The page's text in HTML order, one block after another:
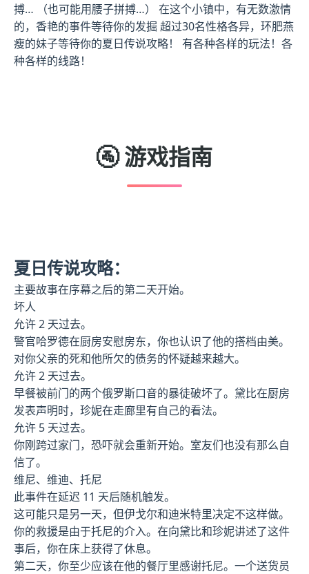
搏… （也可能用腰子拼搏…） 在这个小镇中，有无数激情
的，香艳的事件等待你的发掘 超过30名性格各异，环肥燕
瘦的妹子等待你的夏日传说攻略！ 有各种各样的玩法！各
种各样的线路！
🚰 游戏指南
夏日传说攻略：
主要故事在序幕之后的第二天开始。
坏人
允许 2 天过去。
警官哈罗德在厨房安慰房东，你也认识了他的搭档由美。
对你父亲的死和他所欠的债务的怀疑越来越大。
允许 2 天过去。
早餐被前门的两个俄罗斯口音的暴徒破坏了。黛比在厨房
发表声明时，珍妮在走廊里有自己的看法。
允许 5 天过去。
你刚跨过家门，恐吓就会重新开始。室友们也没有那么自
信了。
维尼、维迪、托尼
此事件在延迟 11 天后随机触发。
这可能只是另一天，但伊戈尔和迪米特里决定不这样做。
你的救援是由于托尼的介入。在向黛比和珍妮讲述了这件
事后，你在床上获得了休息。
第二天，你至少应该在他的餐厅里感谢托尼。一个送货员